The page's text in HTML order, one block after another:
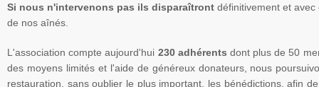
Si nous n'intervenons pas ils disparaîtront définitivement et
de nos aînés.
L'association compte aujourd'hui 230 adhérents dont plus de 50
des moyens limités et l'aide de généreux donateurs, nous
restauration, sans oublier le plus important, les bénédictions, afin